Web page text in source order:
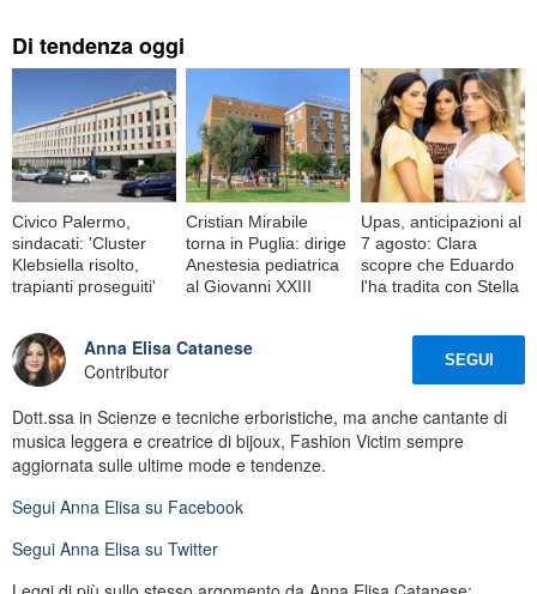
Di tendenza oggi
Civico Palermo,
sindacati: 'Cluster
Klebsiella risolto,
trapianti proseguiti'
Cristian Mirabile
torna in Puglia: dirige
Anestesia pediatrica
al Giovanni XXIII
Upas, anticipazioni al
7 agosto: Clara
scopre che Eduardo
l'ha tradita con Stella
Anna Elisa Catanese
Contributor
SEGUI
Dott.ssa in Scienze e tecniche erboristiche, ma anche cantante di
musica leggera e creatrice di bijoux, Fashion Victim sempre
aggiornata sulle ultime mode e tendenze.
Segui Anna Elisa su Facebook
Segui Anna Elisa su Twitter